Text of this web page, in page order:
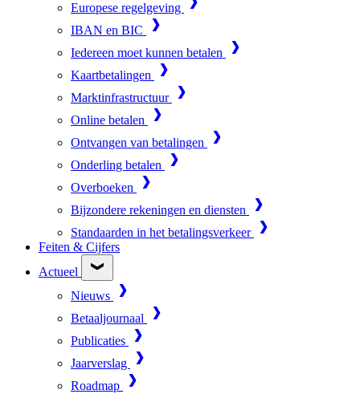
Europese regelgeving
IBAN en BIC
Iedereen moet kunnen betalen
Kaartbetalingen
Marktinfrastructuur
Online betalen
Ontvangen van betalingen
Onderling betalen
Overboeken
Bijzondere rekeningen en diensten
Standaarden in het betalingsverkeer
Feiten & Cijfers
Actueel
Nieuws
Betaaljournaal
Publicaties
Jaarverslag
Roadmap